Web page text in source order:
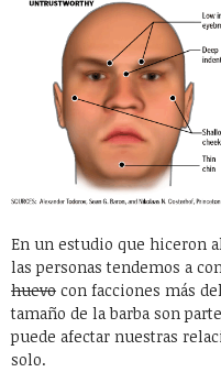
En un estudio que hiceron
las personas tendemos a
huevo con facciones más
tamaño de la barba son
puede afectar nuestras
solo.